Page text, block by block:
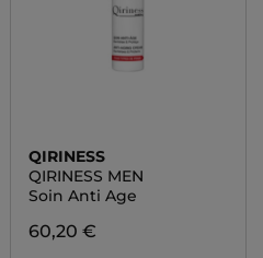
QIRINESS
QIRINESS MEN
Soin Anti Age
60,20 €